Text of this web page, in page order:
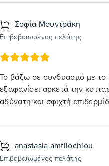
Σοφία Μουντράκη
Επιβεβαιωμένος πελάτης
Το βάζω σε συνδυασμό με το
εξαφανίσει αρκετά την
αδύνατη και σφιχτή
anastasia.amfilochiou
Επιβεβαιωμένος πελάτης